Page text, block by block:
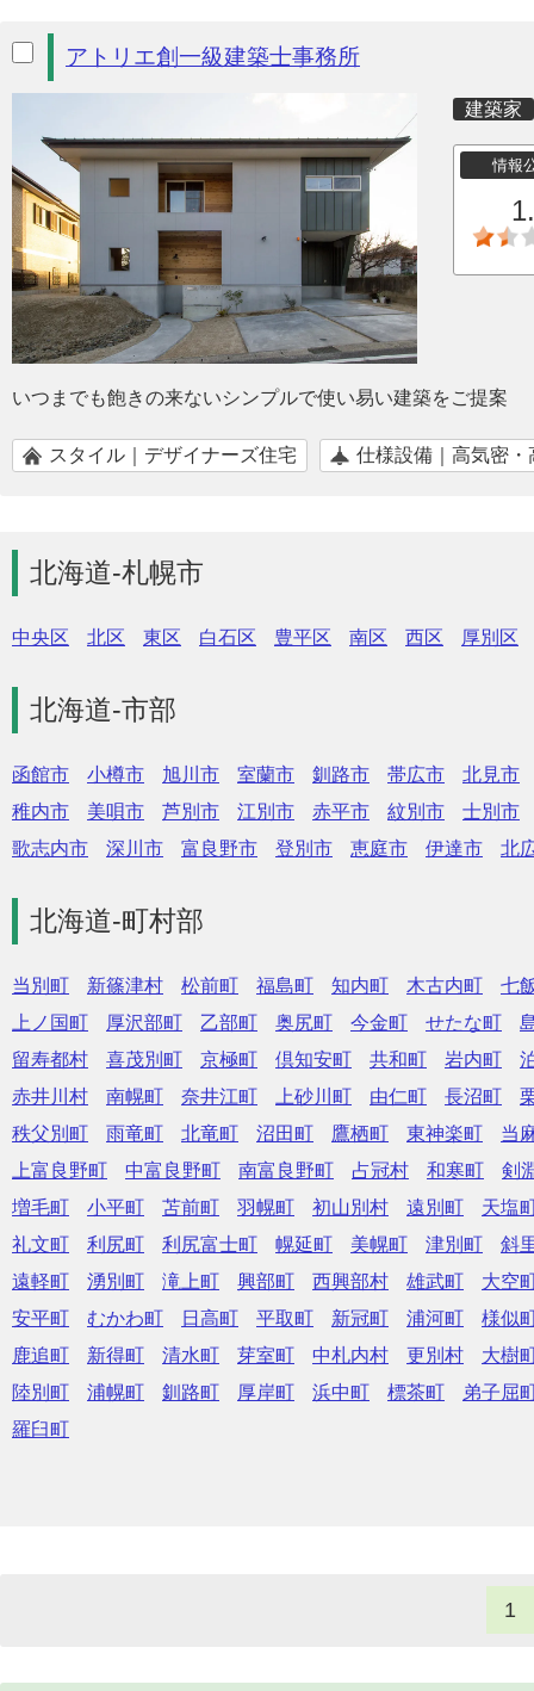
アトリエ創一級建築士事務所
建築家
情報
いつまでも飽きの来ないシンプルで使い易い建築をご提案
スタイル｜デザイナーズ住宅 仕様設備｜高気密・
北海道-札幌市
中央区 北区 東区 白石区 豊平区 南区 西区 厚別区
北海道-市部
函館市 小樽市 旭川市 室蘭市 釧路市 帯広市
北見市
稚内市
美唄市 芦別市 江別市 赤平市 紋別市
士別市
歌志内市
深川市 富良野市 登別市 恵庭市 伊達市 北
北海道-町村部
当別町 新篠津村 松前町 福島町 知内町 木古内町
七
上ノ国町
厚沢部町 乙部町 奥尻町 今金町 せたな町
留寿都村
喜茂別町 京極町 倶知安町 共和町 岩内町
赤井川村
南幌町 奈井江町 上砂川町 由仁町 長沼町
秩父別町
雨竜町 北竜町 沼田町 鷹栖町 東神楽町
当
上富良野町
中富良野町 南富良野町 占冠村 和寒町
剣
増毛町
小平町 苫前町 羽幌町 初山別村 遠別町
天塩
礼文町
利尻町 利尻富士町 幌延町 美幌町 津別町
斜
遠軽町
湧別町 滝上町 興部町 西興部村 雄武町
大空
安平町
むかわ町 日高町 平取町 新冠町 浦河町
様似
鹿追町
新得町 清水町 芽室町 中札内村 更別村
大樹
陸別町
浦幌町 釧路町 厚岸町 浜中町 標茶町
弟子屈
羅臼町
1